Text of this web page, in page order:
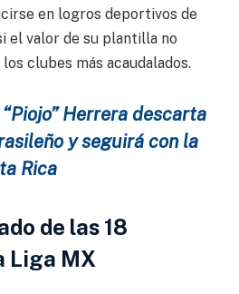
en logros deportivos de
el valor de su plantilla no
clubes más acaudalados.
Herrera descarta
y seguirá con la
Rica
de las 18
Liga MX